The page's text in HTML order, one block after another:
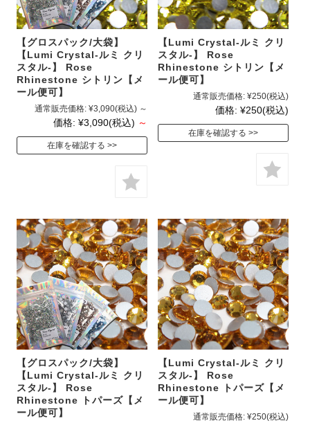
【グロスパック/大袋】
【Lumi Crystal-ルミ クリ
スタル-】 Rose
Rhinestone シトリン【メ
ール便可】
通常販売価格: ¥3,090(税込) ～
価格: ¥3,090(税込) ～
在庫を確認する
【Lumi Crystal-ルミ クリ
スタル-】 Rose
Rhinestone シトリン【メ
ール便可】
通常販売価格: ¥250(税込)
価格: ¥250(税込)
在庫を確認する
【グロスパック/大袋】
【Lumi Crystal-ルミ クリ
スタル-】 Rose
Rhinestone トパーズ【メ
ール便可】
【Lumi Crystal-ルミ クリ
スタル-】 Rose
Rhinestone トパーズ【メ
ール便可】
通常販売価格: ¥250(税込)